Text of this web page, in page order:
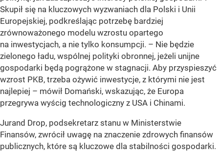
Skupił się na kluczowych wyzwaniach dla Polski i Unii
Europejskiej, podkreślając potrzebę bardziej
zrównoważonego modelu wzrostu opartego
na inwestycjach, a nie tylko konsumpcji. – Nie będzie
zielonego ładu, wspólnej polityki obronnej, jeżeli unijne
gospodarki będą pogrążone w stagnacji. Aby przyspieszyć
wzrost PKB, trzeba ożywić inwestycje, z którymi nie jest
najlepiej – mówił Domański, wskazując, że Europa
przegrywa wyścig technologiczny z USA i Chinami.
Jurand Drop, podsekretarz stanu w Ministerstwie
Finansów, zwrócił uwagę na znaczenie zdrowych finansów
publicznych, które są kluczowe dla stabilności gospodarki.